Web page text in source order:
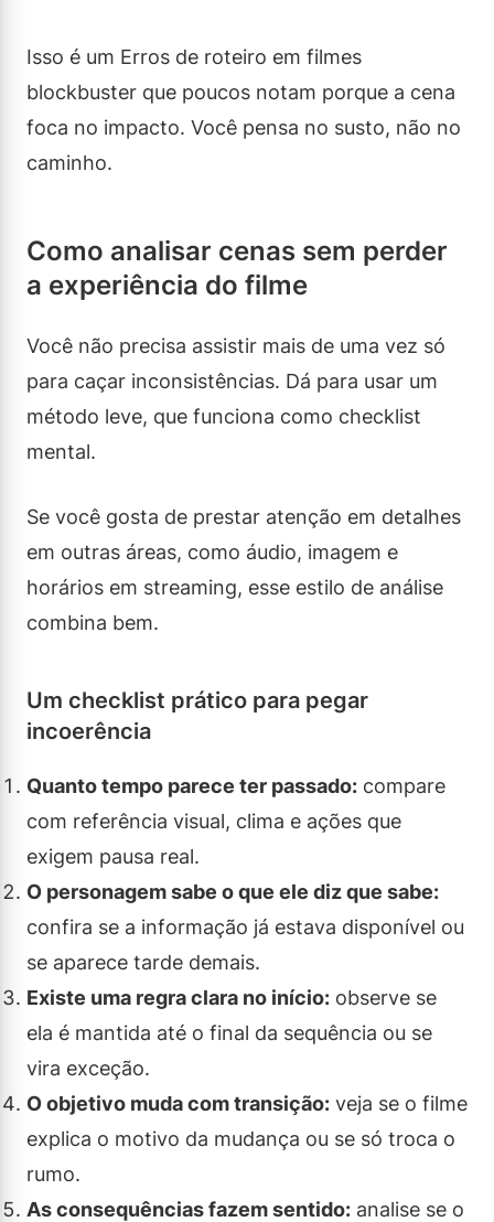
Isso é um Erros de roteiro em filmes
blockbuster que poucos notam porque a cena
foca no impacto. Você pensa no susto, não no
caminho.
Como analisar cenas sem perder
a experiência do filme
Você não precisa assistir mais de uma vez só
para caçar inconsistências. Dá para usar um
método leve, que funciona como checklist
mental.
Se você gosta de prestar atenção em detalhes
em outras áreas, como áudio, imagem e
horários em streaming, esse estilo de análise
combina bem.
Um checklist prático para pegar
incoerência
Quanto tempo parece ter passado: compare
com referência visual, clima e ações que
exigem pausa real.
O personagem sabe o que ele diz que sabe:
confira se a informação já estava disponível ou
se aparece tarde demais.
Existe uma regra clara no início: observe se
ela é mantida até o final da sequência ou se
vira exceção.
O objetivo muda com transição: veja se o filme
explica o motivo da mudança ou se só troca o
rumo.
As consequências fazem sentido: analise se o